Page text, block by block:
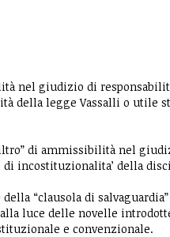
nel giudizio di
della legge Vassalli o utile
di ammissibilità nel
incostituzionalita’ della
“clausola di
luce delle novelle
e convenzionale.